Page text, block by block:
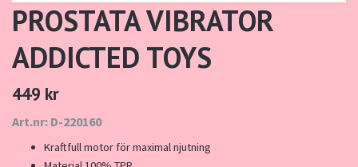
PROSTATA VIBRATOR
ADDICTED TOYS
449 kr
Art.nr: D-220160
Kraftfull motor för maximal njutning